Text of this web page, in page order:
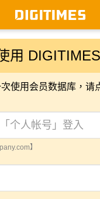
用
使用会员数据库，请
】